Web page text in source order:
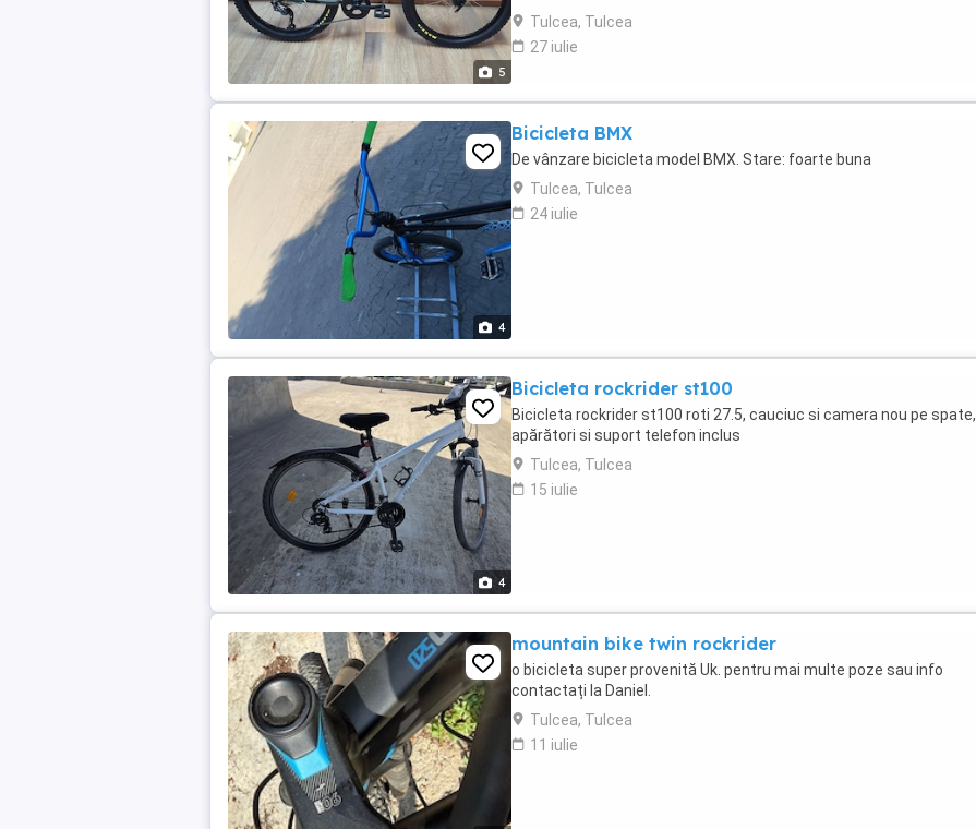
5
x 9 viteze - cric Pret ...
Tulcea, Tulcea
27 iulie
4
Bicicleta BMX
De vânzare bicicleta model BMX. Stare: foarte buna
Tulcea, Tulcea
24 iulie
4
Bicicleta rockrider st100
Bicicleta rockrider st100 roti 27.5, cauciuc si camera nou pe spate,
apărători si suport telefon inclus
Tulcea, Tulcea
15 iulie
mountain bike twin rockrider
o bicicleta super provenită Uk. pentru mai multe poze sau info
contactați la Daniel.
Tulcea, Tulcea
11 iulie